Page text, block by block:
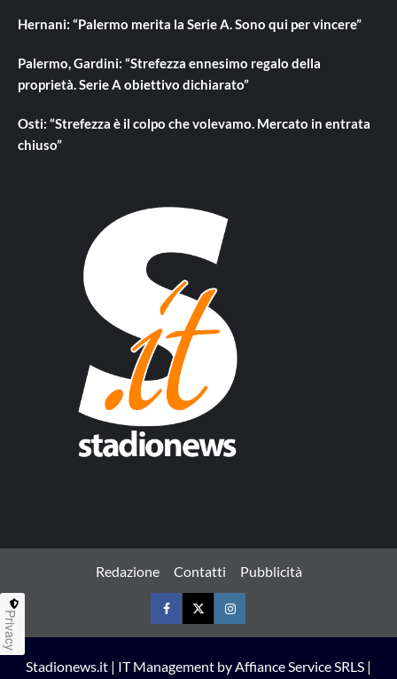
Hernani: “Palermo merita la Serie A. Sono qui per vincere”
Palermo, Gardini: “Strefezza ennesimo regalo della
proprietà. Serie A obiettivo dichiarato”
Osti: “Strefezza è il colpo che volevamo. Mercato in entrata
chiuso”
Redazione Contatti Pubblicità
FacebookTwitterInstagram
Stadionews.it | IT Management by Affiance Service SRLS |
Privacy